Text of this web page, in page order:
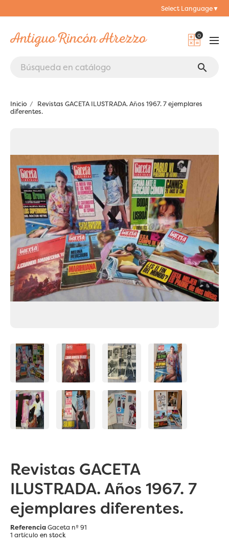
Select Language▼
0
search
Inicio
Revistas GACETA ILUSTRADA. Años 1967. 7 ejemplares
diferentes.
Revistas GACETA
ILUSTRADA. Años 1967. 7
ejemplares diferentes.
ReferenciaGaceta nº 91
1 artículo en stock